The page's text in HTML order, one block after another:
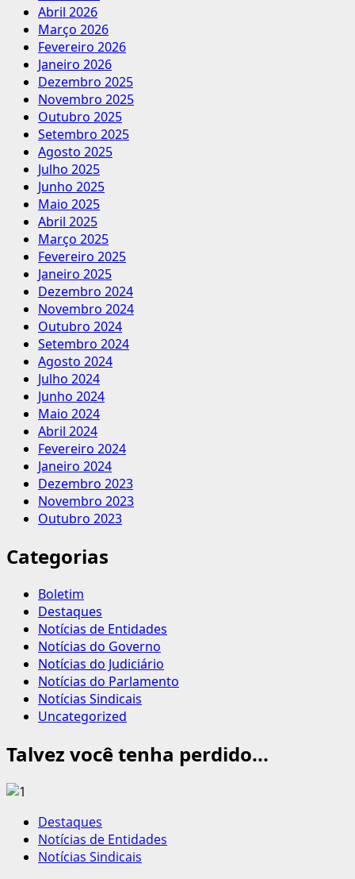
Abril 2026
Março 2026
Fevereiro 2026
Janeiro 2026
Dezembro 2025
Novembro 2025
Outubro 2025
Setembro 2025
Agosto 2025
Julho 2025
Junho 2025
Maio 2025
Abril 2025
Março 2025
Fevereiro 2025
Janeiro 2025
Dezembro 2024
Novembro 2024
Outubro 2024
Setembro 2024
Agosto 2024
Julho 2024
Junho 2024
Maio 2024
Abril 2024
Fevereiro 2024
Janeiro 2024
Dezembro 2023
Novembro 2023
Outubro 2023
Categorias
Boletim
Destaques
Notícias de Entidades
Notícias do Governo
Notícias do Judiciário
Notícias do Parlamento
Notícias Sindicais
Uncategorized
Talvez você tenha perdido...
Destaques
Notícias de Entidades
Notícias Sindicais